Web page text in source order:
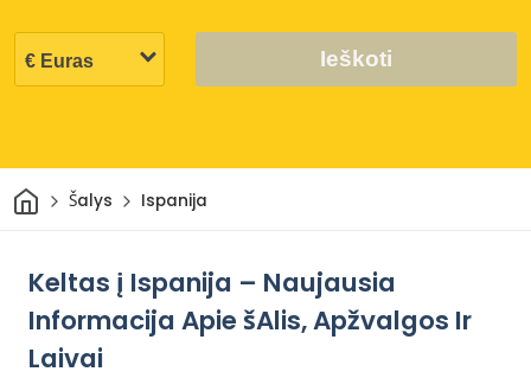
Ieškoti
Pradžia
Šalys Ispanija
Keltas į Ispanija – Naujausia
Informacija Apie šAlis, Apžvalgos Ir
Laivai